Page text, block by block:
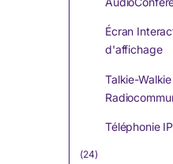
Écran
d'affichage
Talkie-
Téléphonie
(24)